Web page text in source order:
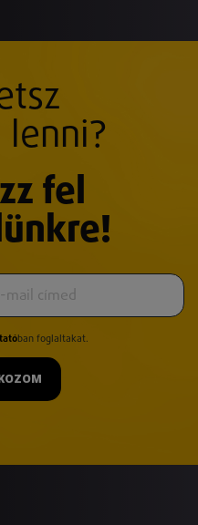
lenni?
fel
ban foglaltakat.